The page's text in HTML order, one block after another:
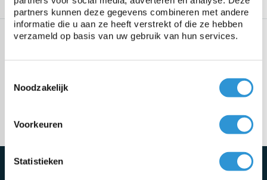
partners kunnen deze gegevens combineren met andere
informatie die u aan ze heeft verstrekt of die ze hebben
verzameld op basis van uw gebruik van hun services.
Noodzakelijk
Voorkeuren
Statistieken
Spécifications
Schrijf je direct in voor de nieuwsbrief
Maak automatisch kans en blijf op de hoogte van de nieuwste